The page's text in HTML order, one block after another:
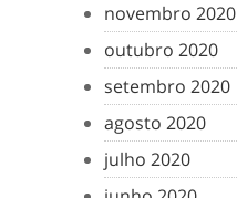
novembro 2020
outubro 2020
setembro 2020
agosto 2020
julho 2020